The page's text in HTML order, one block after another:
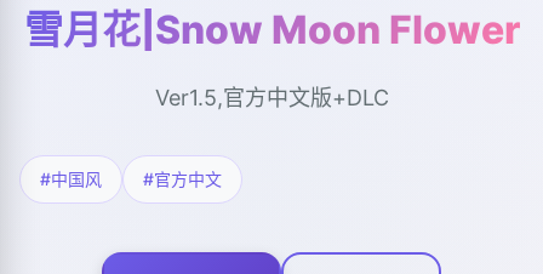
雪月花|Snow Moon Flower
Ver1.5,官方中文版+DLC
#中国风 #官方中文